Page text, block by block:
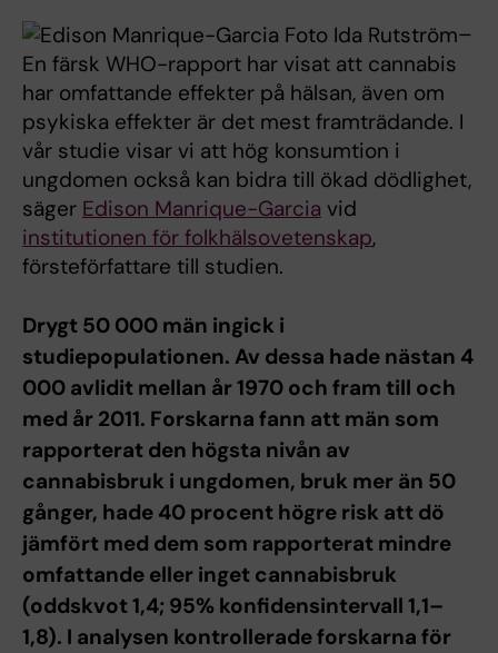
–
En färsk WHO-rapport har visat att cannabis
har omfattande effekter på hälsan, även om
psykiska effekter är det mest framträdande. I
vår studie visar vi att hög konsumtion i
ungdomen också kan bidra till ökad dödlighet,
säger Edison Manrique-Garcia vid
institutionen för folkhälsovetenskap,
försteförfattare till studien.
Drygt 50 000 män ingick i
studiepopulationen. Av dessa hade nästan 4
000 avlidit mellan år 1970 och fram till och
med år 2011. Forskarna fann att män som
rapporterat den högsta nivån av
cannabisbruk i ungdomen, bruk mer än 50
gånger, hade 40 procent högre risk att dö
jämfört med dem som rapporterat mindre
omfattande eller inget cannabisbruk
(oddskvot 1,4; 95% konfidensintervall 1,1–
1,8). I analysen kontrollerade forskarna för